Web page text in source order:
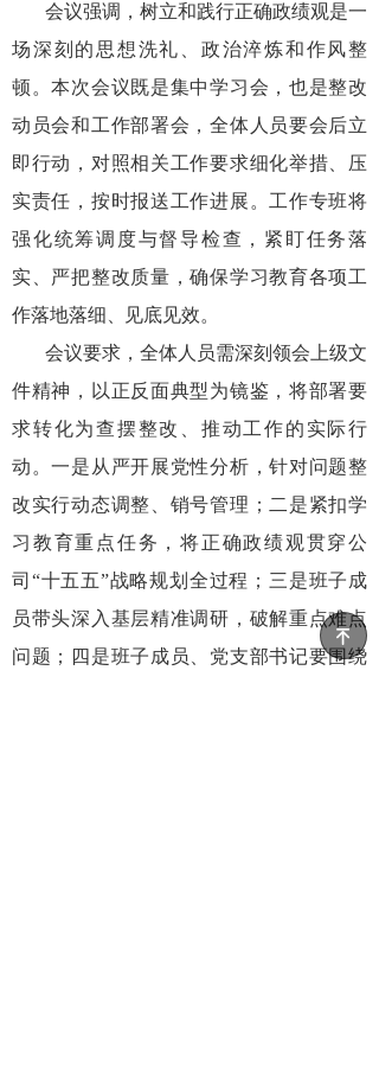
녠
会议强调，树立和践行正确政绩观是一
场深刻的思想洗礼、政治淬炼和作风整
顿。本次会议既是集中学习会，也是整改
动员会和工作部署会，全体人员要会后立
即行动，对照相关工作要求细化举措、压
实责任，按时报送工作进展。工作专班将
强化统筹调度与督导检查，紧盯任务落
实、严把整改质量，确保学习教育各项工
作落地落细、见底见效。
会议要求，全体人员需深刻领会上级文
件精神，以正反面典型为镜鉴，将部署要
求转化为查摆整改、推动工作的实际行
动。一是从严开展党性分析，针对问题整
改实行动态调整、销号管理；二是紧扣学
习教育重点任务，将正确政绩观贯穿公
司“十五五”战略规划全过程；三是班子成
员带头深入基层精准调研，破解重点难点
问题；四是班子成员、党支部书记要围绕